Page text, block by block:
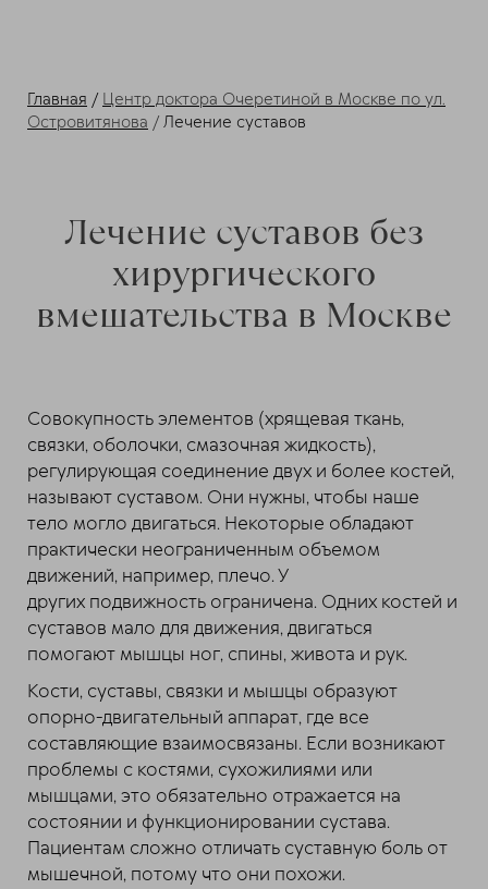
Главная /Центр доктора Очеретиной в Москве по ул.
Островитянова / Лечение суставов
Лечение суставов без
хирургического
вмешательства в Москве
Совокупность элементов (хрящевая ткань,
связки, оболочки, смазочная жидкость),
регулирующая соединение двух и более костей,
называют суставом. Они нужны, чтобы наше
тело могло двигаться. Некоторые обладают
практически неограниченным объемом
движений, например, плечо. У
других подвижность ограничена. Одних костей и
суставов мало для движения, двигаться
помогают мышцы ног, спины, живота и рук.
Кости, суставы, связки и мышцы образуют
опорно-двигательный аппарат, где все
составляющие взаимосвязаны. Если возникают
проблемы с костями, сухожилиями или
мышцами, это обязательно отражается на
состоянии и функционировании сустава.
Пациентам сложно отличать суставную боль от
мышечной, потому что они похожи.